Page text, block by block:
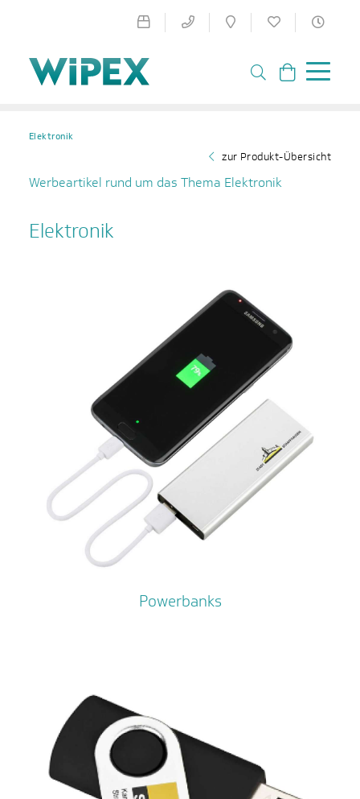
Elektronik
zur Produkt-Übersicht
Werbeartikel rund um das Thema Elektronik
Elektronik
Powerbanks